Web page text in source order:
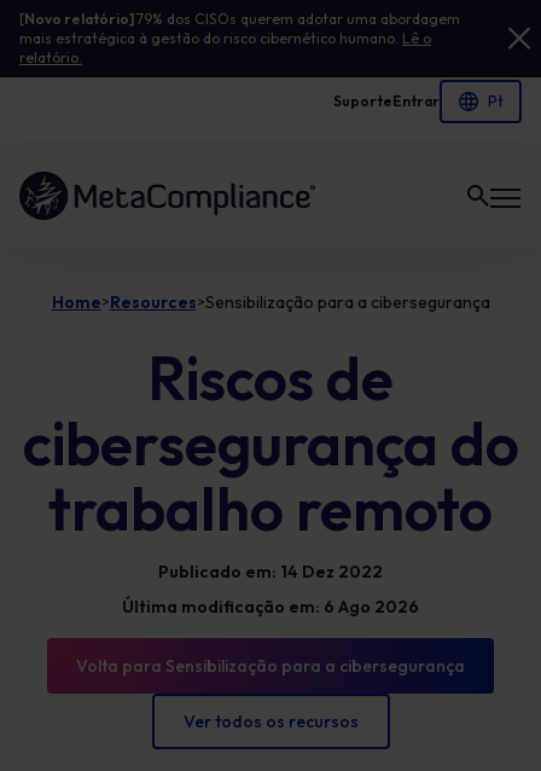
[Novo relatório]79% dos CISOs querem adotar uma abordagem
mais estratégica à gestão do risco cibernético humano. Lê o
relatório.
SuporteEntrar
Ligação à página inicial
Home>Resources>Sensibilização para a cibersegurança
Riscos de
cibersegurança do
trabalho remoto
Publicado em: 14 Dez 2022
Última modificação em: 6 Ago 2026
Volta para Sensibilização para a cibersegurança
Ver todos os recursos